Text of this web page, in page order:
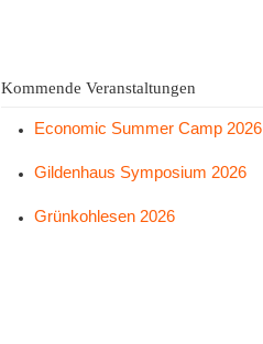
Kommende Veranstaltungen
Economic Summer Camp 2026
Gildenhaus Symposium 2026
Grünkohlesen 2026